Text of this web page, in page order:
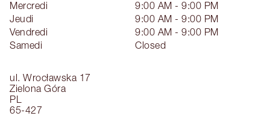
ul. Wrocławska 17
Zielona Góra
PL
65-427
Mercredi
9:00 AM - 9:00 PM
Jeudi
9:00 AM - 9:00 PM
Vendredi
9:00 AM - 9:00 PM
Samedi
Closed